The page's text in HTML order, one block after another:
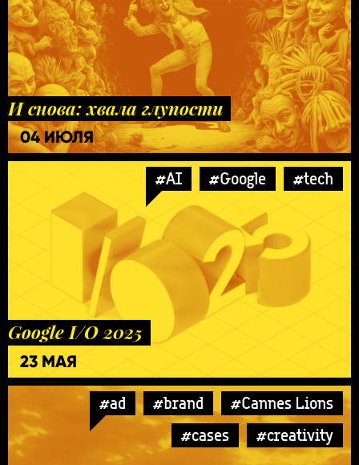
И снова: хвала глупости
04 ИЮЛЯ
#AI #Google #tech
Google I/O 2025
23 МАЯ
#ad #brand
#Cannes Lions
#cases
#creativity